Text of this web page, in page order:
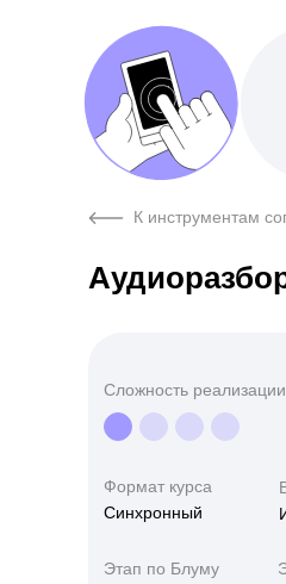
Сложность реализации
Формат курса
Синхронный
Этап по Блуму
К инструментам